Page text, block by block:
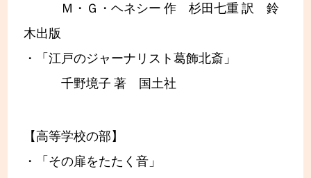
Ｍ・Ｇ・ヘネシー 作 杉田七重 訳 鈴
木出版
・「江戸のジャーナリスト葛飾北斎」
千野境子 著 国土社
【高等学校の部】
・「その扉をたたく音」